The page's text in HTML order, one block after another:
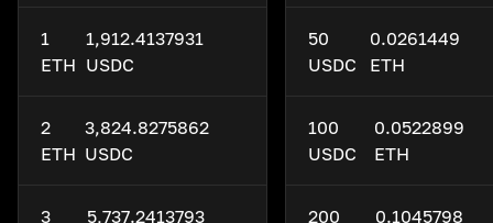
1
ETH
1,912.4137931
USDC
2
ETH
3,824.8275862
USDC
3 5,737.2413793
50
USDC
0.0261449
ETH
100
USDC
0.0522899
ETH
200 0.1045798